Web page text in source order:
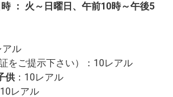
： 火～日曜日、午前10時～午後5
アル
証をご提示下さい）：10レアル
供 ：10レアル
10レアル